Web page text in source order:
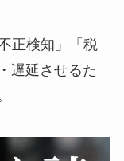
正検知」「税
遅延させるた